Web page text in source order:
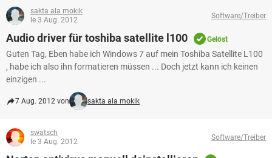
sakta ala mokik
le 3 Aug. 2012
Software/Treiber
Audio driver für toshiba satellite l100 Gelöst
Guten Tag, Eben habe ich Windows 7 auf mein Toshiba Satellite L100
, habe ich also ihn formatieren müssen ... Doch jetzt kann ich keinen
einzigen ...
7 Aug. 2012 von sakta ala mokik
swatsch
le 3 Aug. 2012
Software/Treiber